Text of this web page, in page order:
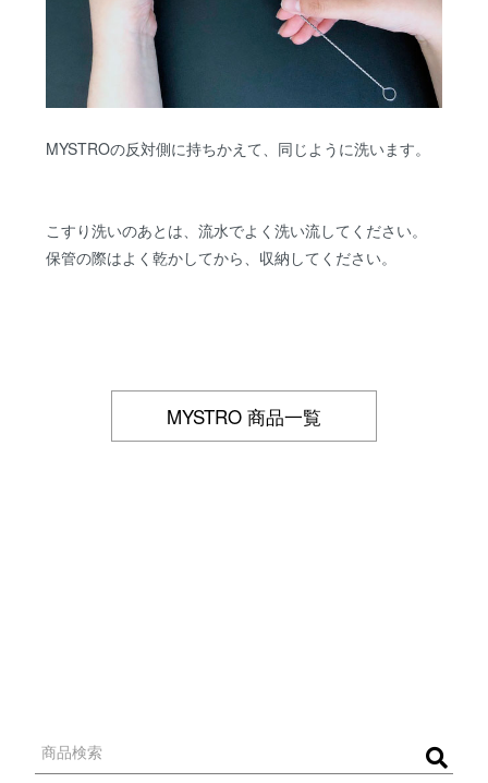
MYSTROの反対側に持ちかえて、同じように洗います。
こすり洗いのあとは、流水でよく洗い流してください。
保管の際はよく乾かしてから、収納してください。
MYSTRO 商品一覧